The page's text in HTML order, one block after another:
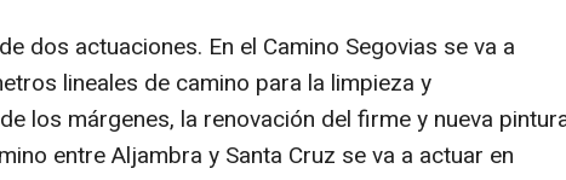
dos actuaciones. En el Camino Segovias se va a
lineales de camino para la limpieza y
los márgenes, la renovación del firme y nueva
entre Aljambra y Santa Cruz se va a actuar en